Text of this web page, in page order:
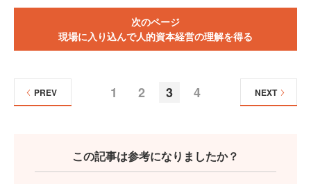
次のページ
現場に入り込んで人的資本経営の理解を得る
1 2 3 4
PREV NEXT
この記事は参考になりましたか？